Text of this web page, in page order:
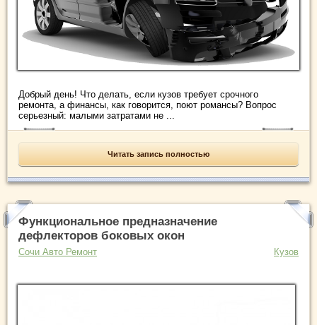
Добрый день! Что делать, если кузов требует срочного
ремонта, а финансы, как говорится, поют романсы? Вопрос
серьезный: малыми затратами не ...
Читать запись полностью
Функциональное предназначение
дефлекторов боковых окон
Сочи Авто Ремонт Кузов